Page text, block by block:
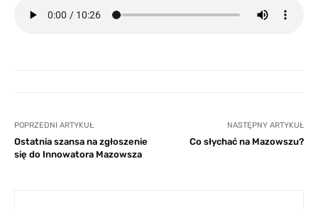
POPRZEDNI ARTYKUŁ
Ostatnia szansa na zgłoszenie
się do Innowatora Mazowsza
NASTĘPNY ARTYKUŁ
Co słychać na Mazowszu?